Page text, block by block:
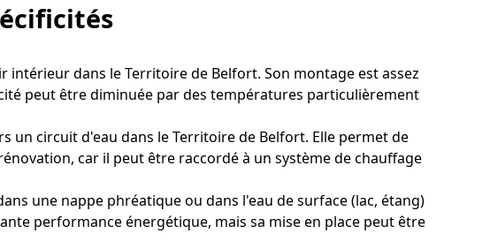
dans le Territoire de Belfort. Son montage est assez
peut être diminuée par des températures particulièrement
un circuit d'eau dans le Territoire de Belfort. Elle permet de
car il peut être raccordé à un système de chauffage
une nappe phréatique ou dans l'eau de surface (lac, étang)
performance énergétique, mais sa mise en place peut être